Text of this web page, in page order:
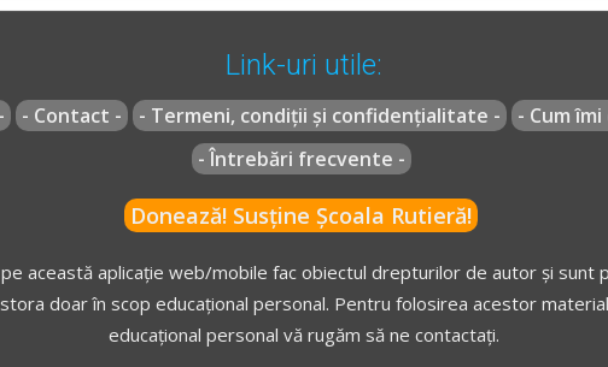
Link-uri utile:
- Contact - - Termeni, condiții și confidențialitate -
- Cum
- Întrebări frecvente -
Donează! Susține Școala Rutieră!
această aplicație web/mobile fac obiectul drepturilor de autor și sunt
doar în scop educațional personal. Pentru folosirea acestor
educațional personal vă rugăm să ne contactați.